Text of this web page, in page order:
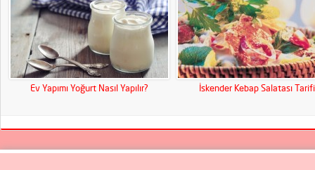
Ev Yapımı Yoğurt Nasıl Yapılır? İskender Kebap Salatası Tarifi